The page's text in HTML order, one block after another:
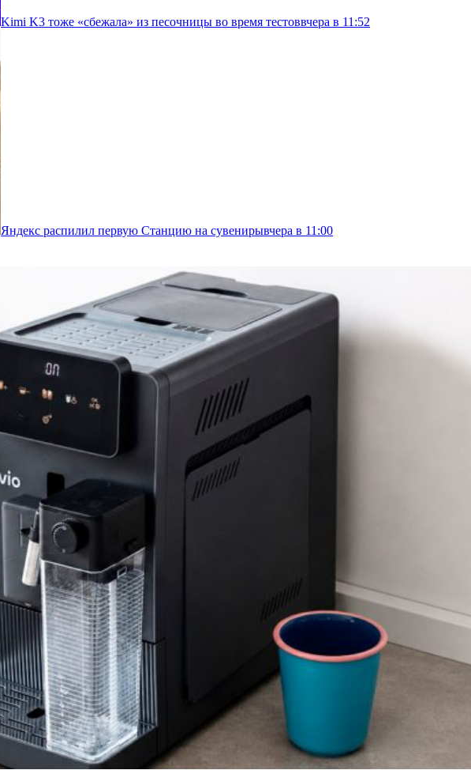
Kimi K3 тоже «сбежала» из песочницы во время тестоввчера в 11:52
Яндекс распилил первую Станцию на сувенирывчера в 11:00